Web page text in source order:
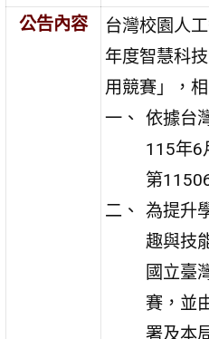
公告內容
台灣校園人
年度智慧科
用競賽」，
依據台
115年6
第
為提升
趣與技
國立臺
賽，並
署及本